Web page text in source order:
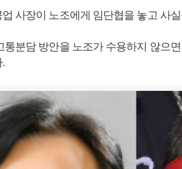
사장이 노조에게 임단협을 놓고 사
통분담 방안을 노조가 수용하지 않으
.